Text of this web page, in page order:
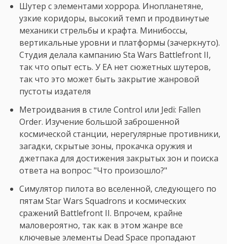
Шутер c элементами хоррора. Инопланетяне,
узкие коридоры, высокий темп и продвинутые
механики стрельбы и крафта. Минибоссы,
вертикальные уровни и платформы (зачеркнуто).
Студия делала кампанию Sta Wars Battlefront II,
так что опыт есть. У EA нет сюжетных шутеров,
так что это может быть закрытие жанровой
пустоты издателя
Метроидвания в стиле Control или Jedi: Fallen
Order. Изучение большой заброшенной
космической станции, нерегулярные противники,
загадки, скрытые зоны, прокачка оружия и
джетпака для достижения закрытых зон и поиска
ответа на вопрос: "Что произошло?"
Симулятор пилота во вселенной, следующего по
пятам Star Wars Squadrons и космических
сражений Battlefront II. Впрочем, крайне
маловероятно, так как в этом жанре все
ключевые элементы Dead Space пропадают